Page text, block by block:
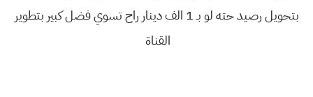
بتحويل رصيد حته لو بـ 1 الف دينار راح تسوي فضل كبير بتطوير
القناة